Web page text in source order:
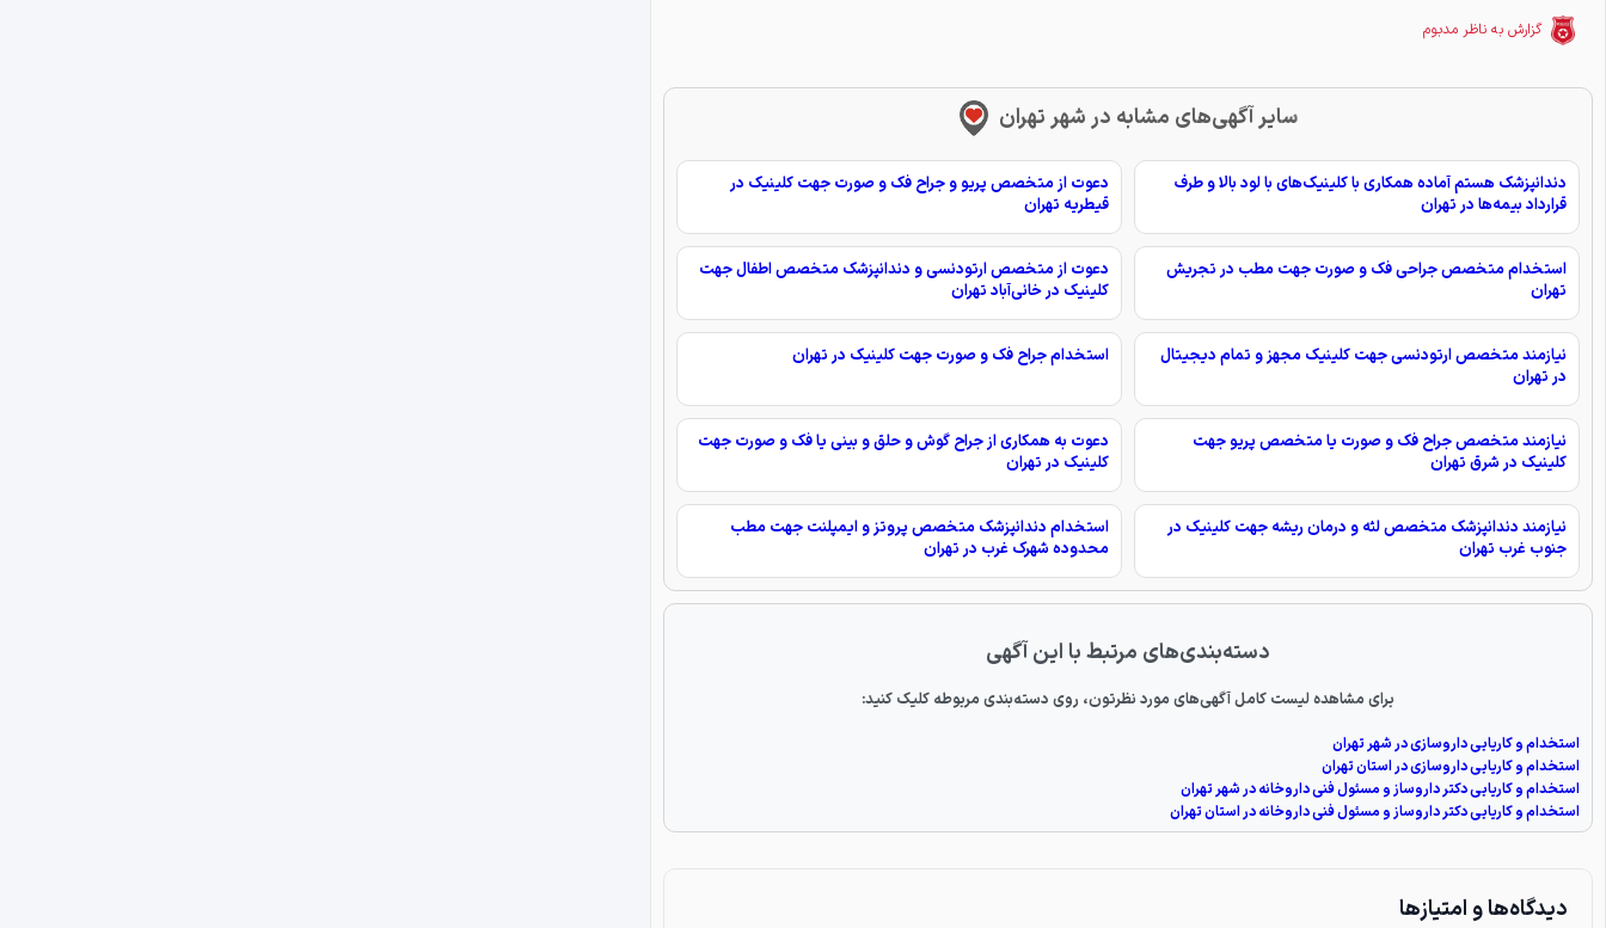
گزارش به ناظر مدبوم
سایر آگهی‌های مشابه در شهر تهران
دندانپزشک هستم آماده همکاری با کلینیک‌های با لود بالا و طرف
قرارداد بیمه‌ها در تهران
دعوت از متخصص پریو و جراح فک و صورت جهت کلینیک در
قیطریه تهران
استخدام متخصص جراحی فک و صورت جهت مطب در تجریش
تهران
دعوت از متخصص ارتودنسی و دندانپزشک متخصص اطفال جهت
کلینیک در خانی‌آباد تهران
نیازمند متخصص ارتودنسی جهت کلینیک مجهز و تمام دیجیتال
در تهران
استخدام جراح فک و صورت جهت کلینیک در تهران
نیازمند متخصص جراح فک و صورت يا متخصص پريو جهت
کلینیک در شرق تهران
دعوت به همکاری از جراح گوش و حلق و بینی یا فک و صورت جهت
کلینیک در تهران
نیازمند دندانپزشک متخصص لثه و درمان ریشه جهت کلینیک در
جنوب غرب تهران
استخدام دندانپزشک متخصص پروتز و ایمپلنت جهت مطب
محدوده شهرک غرب در تهران
دسته‌بندی‌های مرتبط با این آگهی
برای مشاهده لیست کامل آگهی‌های مورد نظرتون، روی دسته‌بندی مربوطه کلیک کنید:
استخدام و کاریابی داروسازی در شهر تهران
استخدام و کاریابی داروسازی در استان تهران
استخدام و کاریابی دکتر داروساز و مسئول فنی داروخانه در شهر تهران
استخدام و کاریابی دکتر داروساز و مسئول فنی داروخانه در استان تهران
دیدگاه‌ها و امتیازها